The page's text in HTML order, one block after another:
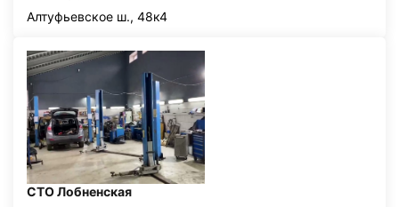
Алтуфьевское ш., 48к4
СТО Лобненская